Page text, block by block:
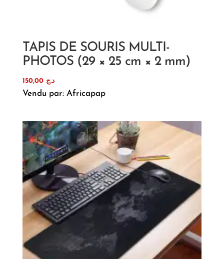
TAPIS DE SOURIS MULTI-
PHOTOS (29 × 25 cm × 2 mm)
د.ج 150,00
Vendu par: Africapap